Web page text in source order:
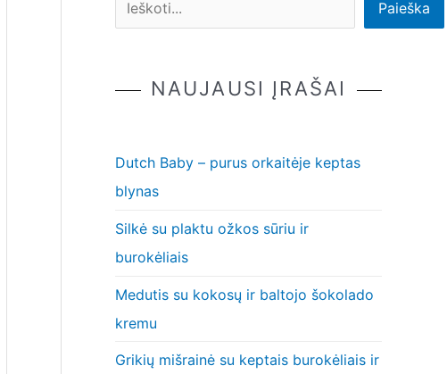
Paieška
NAUJAUSI ĮRAŠAI
Dutch Baby – purus orkaitėje keptas
blynas
Silkė su plaktu ožkos sūriu ir
burokėliais
Medutis su kokosų ir baltojo šokolado
kremu
Grikių mišrainė su keptais burokėliais ir